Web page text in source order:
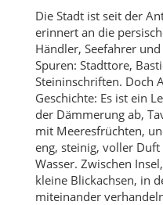
Die Stadt ist seit der
erinnert an die
Händler, Seefahrer
Spuren: Stadttore,
Steininschriften. Doch
Geschichte: Es ist ein
der Dämmerung ab,
mit Meeresfrüchten,
eng, steinig, voller
Wasser. Zwischen
kleine Blickachsen, in
miteinander